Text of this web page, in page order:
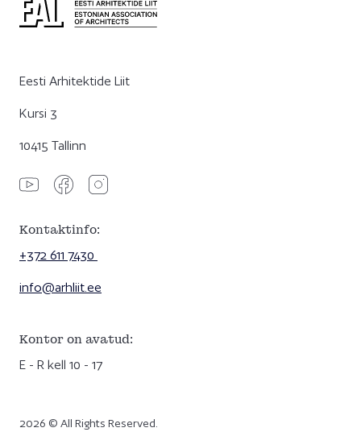
Eesti Arhitektide Liit
Kursi 3
10415 Tallinn
Kontaktinfo:
+372 611 7430
info@arhliit.ee
Kontor on avatud:
E - R kell 10 - 17
2026 © All Rights Reserved.